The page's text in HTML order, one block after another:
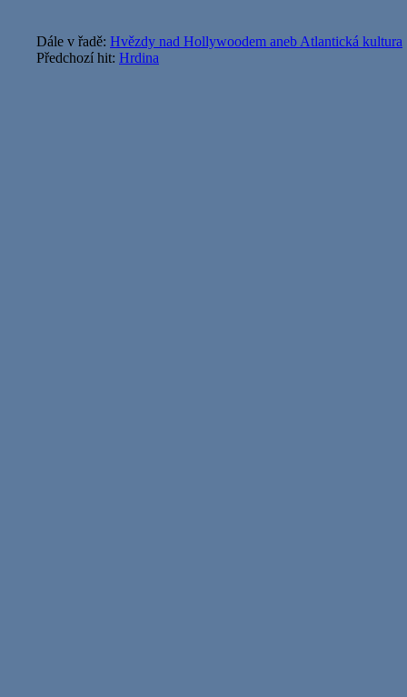
Dále v řadě: Hvězdy nad Hollywoodem aneb Atlantická kultura
Předchozí hit: Hrdina